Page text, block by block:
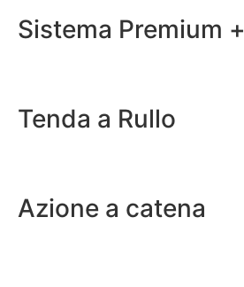
Sistema Premium +
Tenda a Rullo
Azione a catena